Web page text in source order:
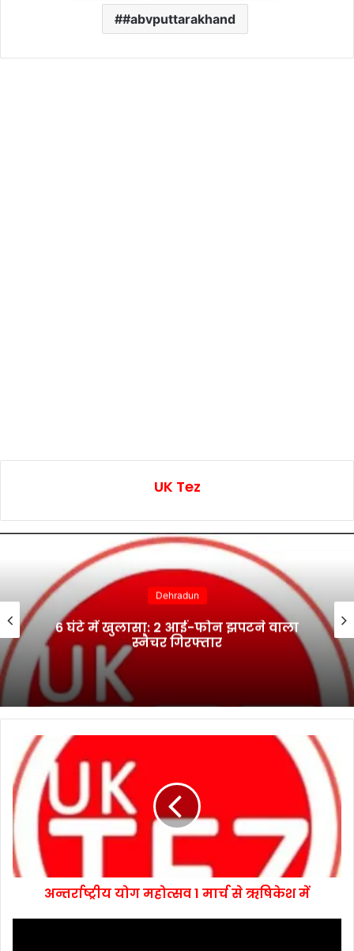
#abvputtarakhand
UK Tez
Dehradun
6 घंटे में खुलासा: 2 आई-फोन झपटने वाला
स्नैचर गिरफ्तार
अन्तर्राष्ट्रीय योग महोत्सव 1 मार्च से ऋषिकेश में